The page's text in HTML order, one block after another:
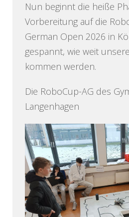
Nun beginnt die heiße
Vorbereitung auf die
German Open 2026 in
gespannt, wie weit
kommen werden.
Die RoboCup-AG des
Langenhagen